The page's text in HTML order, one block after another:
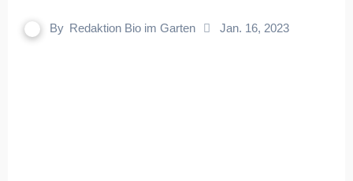
By Redaktion Bio im Garten Jan. 16, 2023